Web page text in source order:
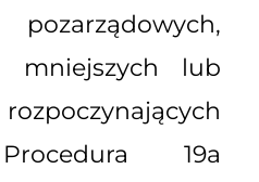
mniejszych lub
19a